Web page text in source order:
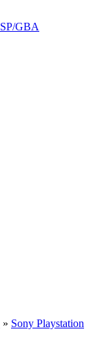
GBA
» Sony Playstation